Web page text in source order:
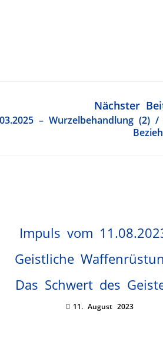
Nächster
– Wurzelbehandlung (2) /
Impuls vom
Geistliche
Das Schwert des
11. August 2023